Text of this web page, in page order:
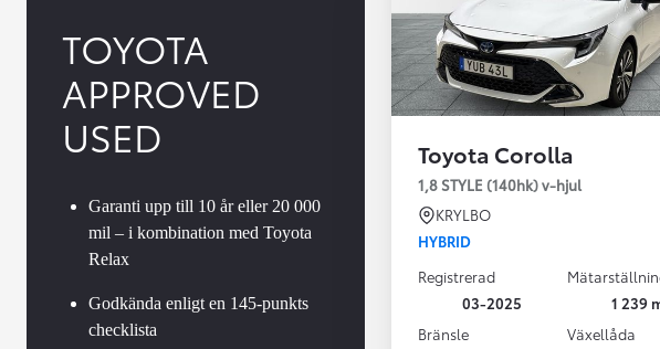
Från 360 900 kr
Från 3 548 kr/mån
Easy Billån
TOYOTA
APPROVED
USED
Garanti upp till 10 år eller 20 000
mil – i kombination med Toyota
Relax
Godkända enligt en 145-punkts
checklista
Toyota Corolla
1,8 STYLE (140hk) v-hjul
KRYLBO
HYBRID
Registrerad
03-2025
1 239
Bränsle
Växellåda